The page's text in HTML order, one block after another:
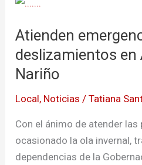
Atienden
deslizamientos en
Nariño
Local, Noticias /Tatiana
Con el ánimo de atender
ocasionado la ola invernal,
dependencias de la
por
deslizamientos
en
–